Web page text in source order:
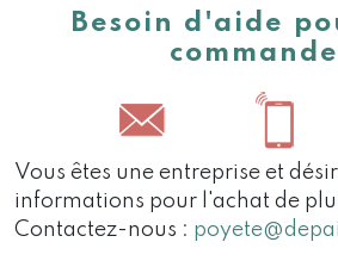
Besoin d'aide
Vous êtes une entreprise et
informations pour l'achat de
Contactez-nous :